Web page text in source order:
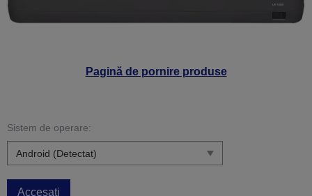
Pagină de pornire produse
Sistem de operare:
Accesați